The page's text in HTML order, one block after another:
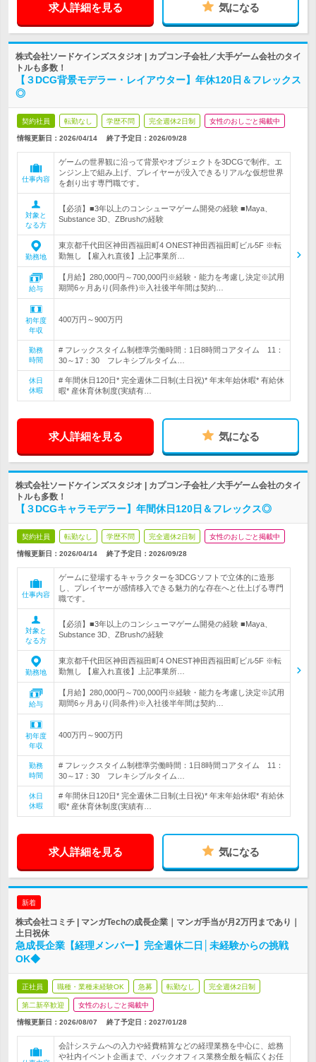
求人詳細を見る 気になる
株式会社ソードケインズスタジオ | カプコン子会社／大手ゲーム会社のタイ
トルも多数！
【３DCG背景モデラー・レイアウター】年休120日＆フレックス
◎
契約社員 転勤なし 学歴不問 完全週休2日制 女性のおしごと掲載中
情報更新日：2026/04/14 終了予定日： 2026/09/28
仕事内容
ゲームの世界観に沿って背景やオブジェクトを3DCGで制作。エ
ンジン上で組み上げ、プレイヤーが没入できるリアルな仮想世界
を創り出す専門職です。
対象と
なる方
【必須】■3年以上のコンシューマゲーム開発の経験 ■Maya、
Substance 3D、ZBrushの経験
勤務地
東京都千代田区神田西福田町4 ONEST神田西福田町ビル5F ※転
勤無し 【雇入れ直後】上記事業所…
給与
【月給】280,000円～700,000円※経験・能力を考慮し決定※試用
期間6ヶ月あり(同条件)※入社後半年間は契約…
初年度
年収
400万円～900万円
勤務
時間
# フレックスタイム制標準労働時間：1日8時間コアタイム 11：
30～17：30 フレキシブルタイム…
休日
休暇
# 年間休日120日* 完全週休二日制(土日祝)* 年末年始休暇* 有給休
暇* 産休育休制度(実績有…
求人詳細を見る 気になる
株式会社ソードケインズスタジオ | カプコン子会社／大手ゲーム会社のタイ
トルも多数！
【３DCGキャラモデラー】年間休日120日＆フレックス◎
契約社員 転勤なし 学歴不問 完全週休2日制 女性のおしごと掲載中
情報更新日：2026/04/14 終了予定日： 2026/09/28
仕事内容
ゲームに登場するキャラクターを3DCGソフトで立体的に造形
し、プレイヤーが感情移入できる魅力的な存在へと仕上げる専門
職です。
対象と
なる方
【必須】■3年以上のコンシューマゲーム開発の経験 ■Maya、
Substance 3D、ZBrushの経験
勤務地
東京都千代田区神田西福田町4 ONEST神田西福田町ビル5F ※転
勤無し 【雇入れ直後】上記事業所…
給与
【月給】280,000円～700,000円※経験・能力を考慮し決定※試用
期間6ヶ月あり(同条件)※入社後半年間は契約…
初年度
年収
400万円～900万円
勤務
時間
# フレックスタイム制標準労働時間：1日8時間コアタイム 11：
30～17：30 フレキシブルタイム…
休日
休暇
# 年間休日120日* 完全週休二日制(土日祝)* 年末年始休暇* 有給休
暇* 産休育休制度(実績有…
求人詳細を見る 気になる
新着
株式会社コミチ | マンガTechの成長企業｜マンガ手当が月2万円まであり｜
土日祝休
急成長企業【経理メンバー】完全週休二日│未経験からの挑戦
OK◆
正社員 職種・業種未経験OK 急募 転勤なし 完全週休2日制
第二新卒歓迎 女性のおしごと掲載中
情報更新日：2026/08/07 終了予定日： 2027/01/28
会計システムへの入力や経費精算などの経理業務を中心に、総務
や社内イベント企画まで、バックオフィス業務全般を幅広くお任